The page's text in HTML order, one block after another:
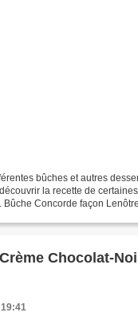
bûches et autres
la recette de
Concorde façon
Chocolat-